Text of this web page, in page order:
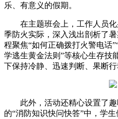
乐、有意义的假期。
在主题班会上，工作人员
季防火实际，深入浅出剖析了
程聚焦“如何正确拨打火警电话
学逃生黄金法则”等核心生存技
下保持冷静、迅速判断、果断行
此外，活动还精心设置了
的“消防知识快问快答”中，学